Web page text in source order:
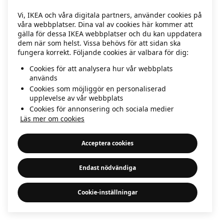
information)
Vi, IKEA och våra digitala partners, använder cookies på
våra webbplatser. Dina val av cookies här kommer att
gälla för dessa IKEA webbplatser och du kan uppdatera
dem när som helst. Vissa behövs för att sidan ska
fungera korrekt. Följande cookies är valbara för dig:
Cookies för att analysera hur vår webbplats
används
Cookies som möjliggör en personaliserad
upplevelse av vår webbplats
Cookies för annonsering och sociala medier
Läs mer om cookies
Acceptera cookies
Endast nödvändiga
Cookie-inställningar